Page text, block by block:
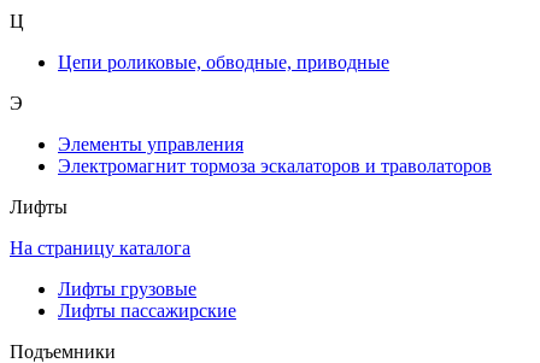
Ц
Цепи роликовые, обводные, приводные
Э
Элементы управления
Электромагнит тормоза эскалаторов и траволаторов
Лифты
На страницу каталога
Лифты грузовые
Лифты пассажирские
Подъемники